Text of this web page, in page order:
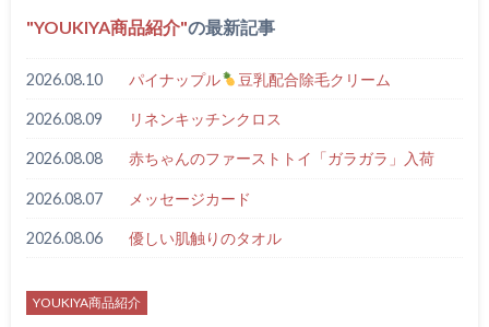
YOUKIYA商品紹介 の最新記事
2026.08.10 パイナップル 豆乳配合除毛クリーム
2026.08.09 リネンキッチンクロス
2026.08.08 赤ちゃんのファーストトイ「ガラガラ」入荷
2026.08.07 メッセージカード
2026.08.06 優しい肌触りのタオル
YOUKIYA商品紹介